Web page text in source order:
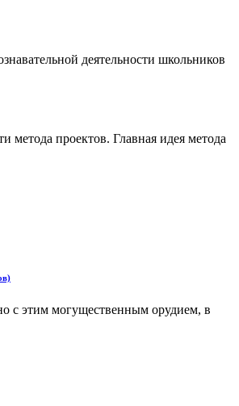
деятельности школьников
метода проектов. Главная идея метода
с этим могущественным орудием, в